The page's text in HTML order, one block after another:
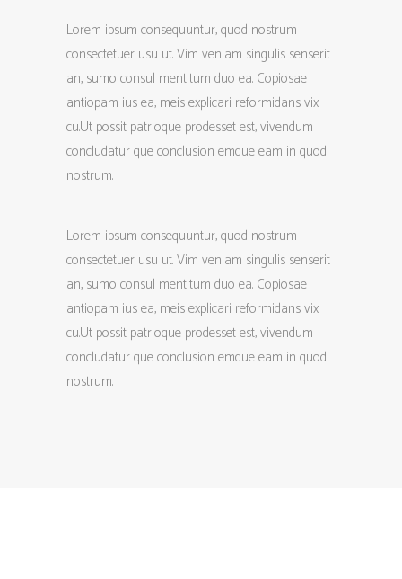
Lorem ipsum consequuntur, quod nostrum
consectetuer usu ut. Vim veniam singulis senserit
an, sumo consul mentitum duo ea. Copiosae
antiopam ius ea, meis explicari reformidans vix
cu.Ut possit patrioque prodesset est, vivendum
concludatur que conclusion emque eam in quod
nostrum.
Lorem ipsum consequuntur, quod nostrum
consectetuer usu ut. Vim veniam singulis senserit
an, sumo consul mentitum duo ea. Copiosae
antiopam ius ea, meis explicari reformidans vix
cu.Ut possit patrioque prodesset est, vivendum
concludatur que conclusion emque eam in quod
nostrum.